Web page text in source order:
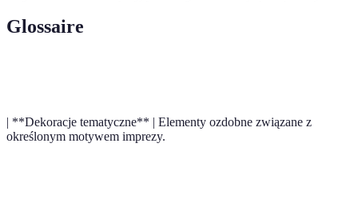
Glossaire
| **Dekoracje tematyczne** | Elementy ozdobne związane z
określonym motywem imprezy.